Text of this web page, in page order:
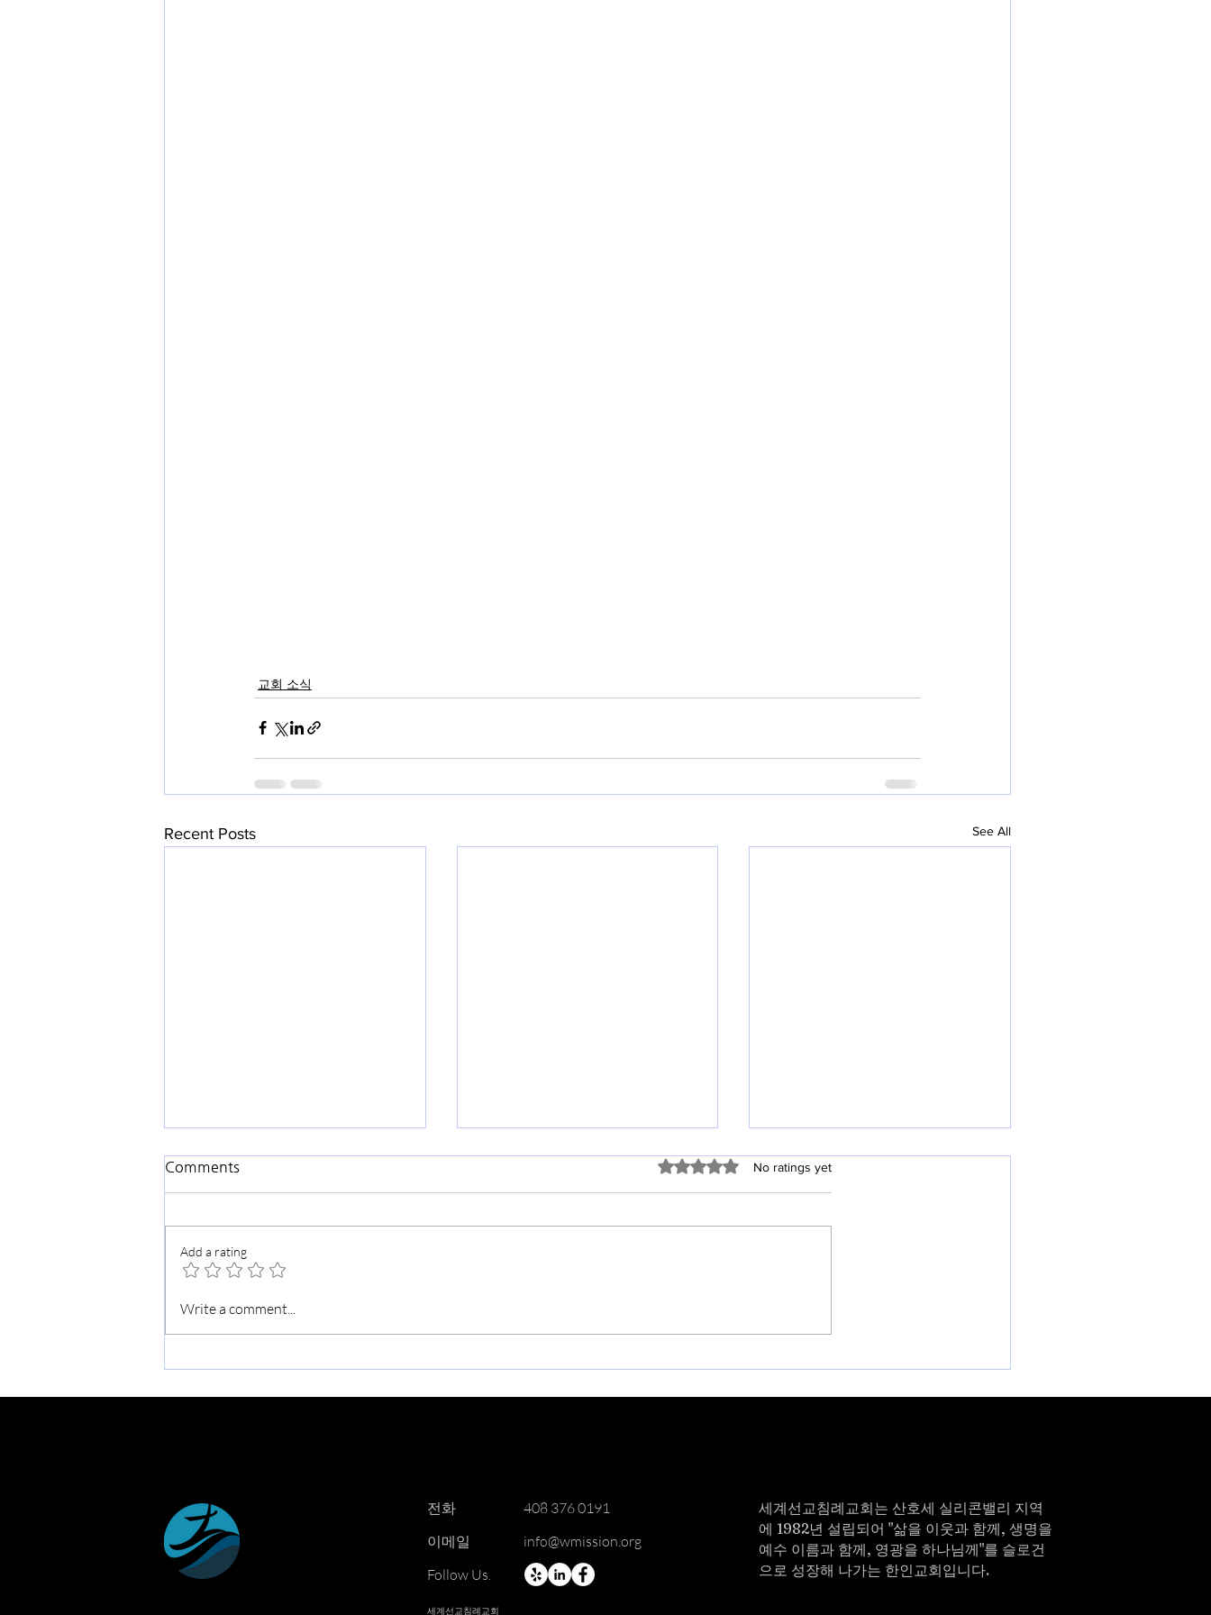
교회 소식
Recent Posts See All
가을맞이 교회대청소
Comments Rated 0 out of 5 stars.
No ratings yet
Add a rating
Write a comment...
​전화
408 376 0191
이메일
info@wmission.org
Follow Us.
세계선교침례교회는 산호세 실리콘밸리 지역
에 1982년 설립되어 "삶을 이웃과 함께, 생명을
예수 이름과 함께, 영광을 하나님께"를 슬로건
으로 성장해 나가는 한인교회입니다.
세계선교침례교회